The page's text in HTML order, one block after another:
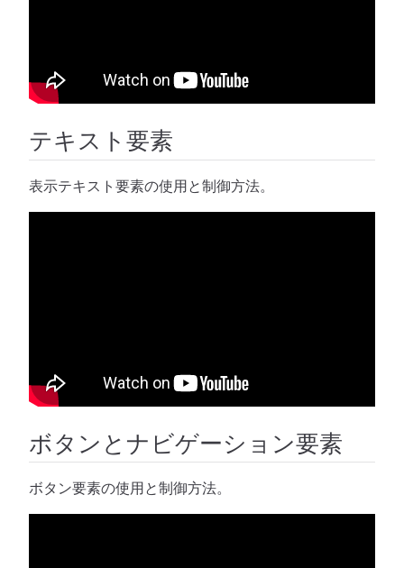
テキスト要素
表示テキスト要素の使用と制御方法。
ボタンとナビゲーション要素
ボタン要素の使用と制御方法。